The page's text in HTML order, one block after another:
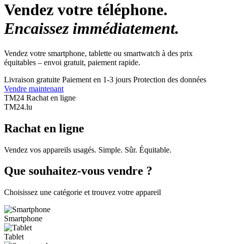
Vendez votre téléphone.
Encaissez immédiatement.
Vendez votre smartphone, tablette ou smartwatch à des prix
équitables – envoi gratuit, paiement rapide.
Livraison gratuite Paiement en 1-3 jours Protection des données
Vendre maintenant
TM24 Rachat en ligne
TM24.lu
Rachat en ligne
Vendez vos appareils usagés. Simple. Sûr. Équitable.
Que souhaitez-vous vendre ?
Choisissez une catégorie et trouvez votre appareil
Smartphone
Tablet